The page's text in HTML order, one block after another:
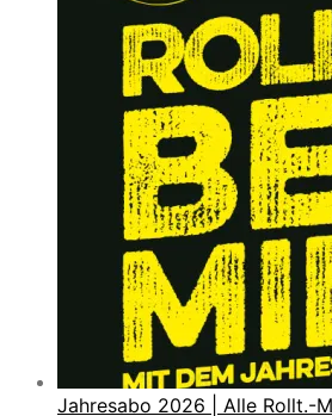
Jahresabo 2026 | Alle Rollt.-